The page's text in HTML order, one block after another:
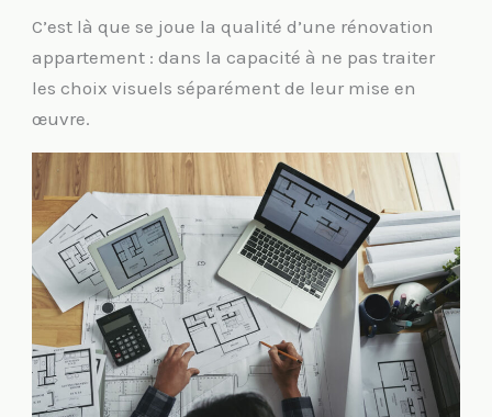
C’est là que se joue la qualité d’une rénovation
appartement : dans la capacité à ne pas traiter
les choix visuels séparément de leur mise en
œuvre.